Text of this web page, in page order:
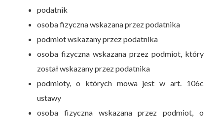
podatnik
osoba fizyczna wskazana przez podatnika
podmiot wskazany przez podatnika
osoba fizyczna wskazana przez podmiot, który
został wskazany przez podatnika
podmioty, o których mowa jest w art. 106c
ustawy
osoba fizyczna wskazana przez podmiot, o